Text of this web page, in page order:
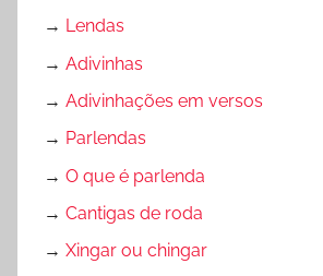
→ Lendas
→ Adivinhas
→ Adivinhações em versos
→ Parlendas
→ O que é parlenda
→ Cantigas de roda
→ Xingar ou chingar